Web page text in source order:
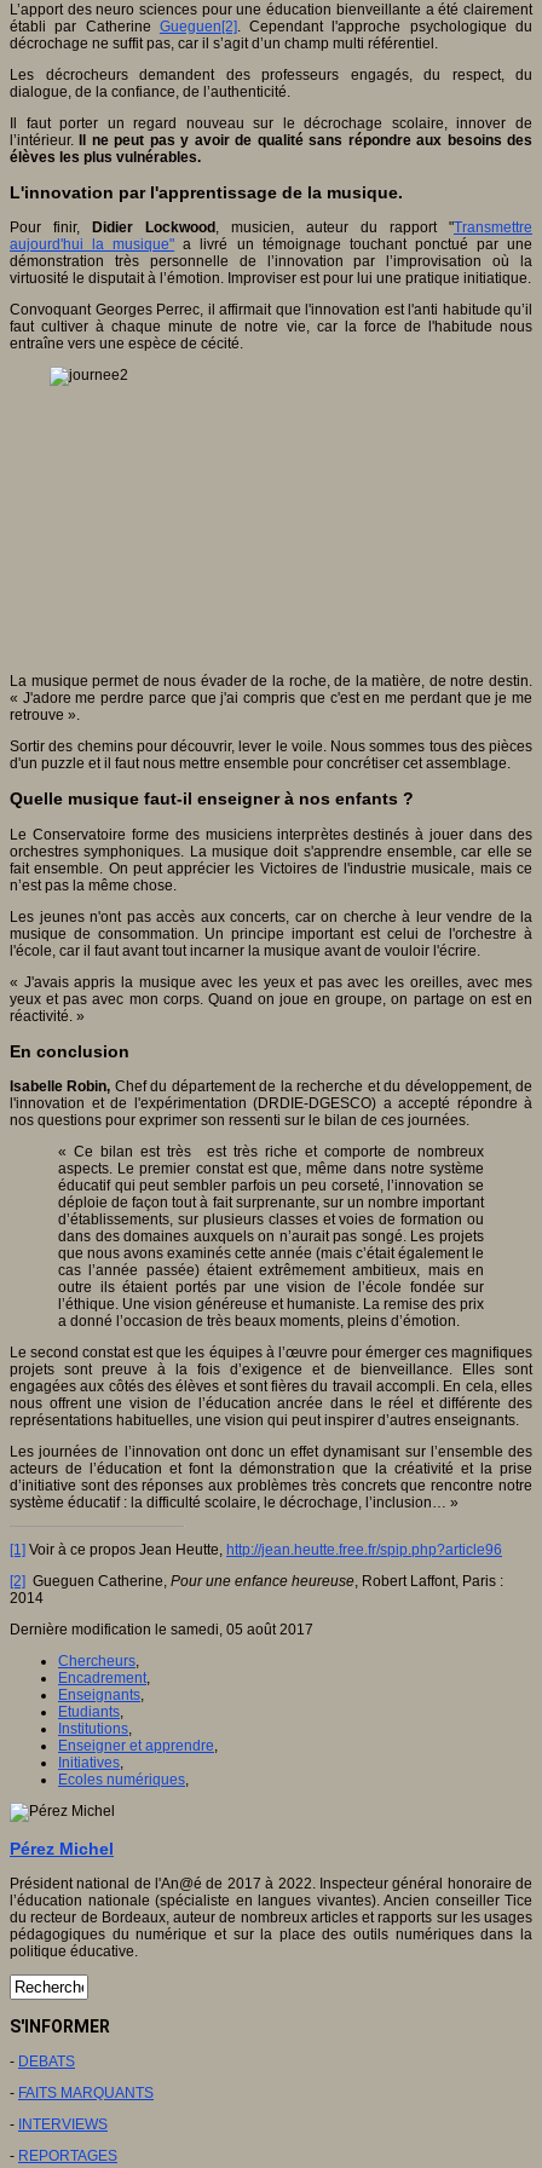
L’apport des neuro sciences pour une éducation bienveillante a été clairement
établi par Catherine Gueguen [2]. Cependant l'approche psychologique du
décrochage ne suffit pas, car il s’agit d’un champ multi référentiel.
Les décrocheurs demandent des professeurs engagés, du respect, du
dialogue, de la confiance, de l’authenticité.
Il faut porter un regard nouveau sur le décrochage scolaire, innover de
l’intérieur.
Il ne peut pas y avoir de qualité sans répondre aux besoins des
élèves les plus vulnérables.
L'innovation par l'apprentissage de la musique.
Pour finir, Didier Lockwood , musicien, auteur du rapport "Transmettre
aujourd'hui la musique" a livré un témoignage touchant ponctué par une
démonstration très personnelle de l’innovation par l’improvisation où la
virtuosité le disputait à l’émotion. Improviser est pour lui une pratique initiatique.
Convoquant Georges Perrec, il affirmait que l'innovation est l'anti habitude qu’il
faut cultiver à chaque minute de notre vie, car la force de l'habitude nous
entraîne vers une espèce de cécité.
La musique permet de nous évader de la roche, de la matière, de notre destin.
« J'adore me perdre parce que j'ai compris que c'est en me perdant que je me
retrouve ».
Sortir des chemins pour découvrir, lever le voile. Nous sommes tous des pièces
d'un puzzle et il faut nous mettre ensemble pour concrétiser cet assemblage.
Quelle musique faut-il enseigner à nos enfants ?
Le Conservatoire forme des musiciens interprètes destinés à jouer dans des
orchestres symphoniques. La musique doit s'apprendre ensemble, car elle se
fait ensemble. On peut apprécier les Victoires de l'industrie musicale, mais ce
n’est pas la même chose.
Les jeunes n'ont pas accès aux concerts, car on cherche à leur vendre de la
musique de consommation. Un principe important est celui de l'orchestre à
l'école, car il faut avant tout incarner la musique avant de vouloir l'écrire.
« J'avais appris la musique avec les yeux et pas avec les oreilles, avec mes
yeux et pas avec mon corps. Quand on joue en groupe, on partage on est en
réactivité. »
En conclusion
Isabelle Robin, Chef du département de la recherche et du développement, de
l'innovation et de l'expérimentation (DRDIE-DGESCO) a accepté répondre à
nos questions pour exprimer son ressenti sur le bilan de ces journées.
« Ce bilan est très est très riche et comporte de nombreux
aspects. Le premier constat est que, même dans notre système
éducatif qui peut sembler parfois un peu corseté, l’innovation se
déploie de façon tout à fait surprenante, sur un nombre important
d’établissements, sur plusieurs classes et voies de formation ou
dans des domaines auxquels on n’aurait pas songé. Les projets
que nous avons examinés cette année (mais c’était également le
cas l’année passée) étaient extrêmement ambitieux, mais en
outre ils étaient portés par une vision de l’école fondée sur
l’éthique. Une vision généreuse et humaniste. La remise des prix
a donné l’occasion de très beaux moments, pleins d’émotion.
Le second constat est que les équipes à l’œuvre pour émerger ces magnifiques
projets sont preuve à la fois d’exigence et de bienveillance. Elles sont
engagées aux côtés des élèves et sont fières du travail accompli. En cela, elles
nous offrent une vision de l’éducation ancrée dans le réel et différente des
représentations habituelles, une vision qui peut inspirer d’autres enseignants.
Les journées de l’innovation ont donc un effet dynamisant sur l’ensemble des
acteurs de l’éducation et font la démonstration que la créativité et la prise
d’initiative sont des réponses aux problèmes très concrets que rencontre notre
système éducatif : la difficulté scolaire, le décrochage, l’inclusion… »
[1] Voir à ce propos Jean Heutte, http://jean.heutte.free.fr/spip.php?article96
[2] Gueguen Catherine, Pour une enfance heureuse , Robert Laffont, Paris :
2014
Dernière modification le samedi, 05 août 2017
Chercheurs
Encadrement
Enseignants
Etudiants
Institutions
Enseigner et apprendre
Initiatives
Ecoles numériques
Pérez Michel
Président national de l'An@é de 2017 à 2022. Inspecteur général honoraire de
l’éducation nationale (spécialiste en langues vivantes). Ancien conseiller Tice
du recteur de Bordeaux, auteur de nombreux articles et rapports sur les usages
pédagogiques du numérique et sur la place des outils numériques dans la
politique éducative.
S'INFORMER
- DEBATS
- FAITS MARQUANTS
- INTERVIEWS
- REPORTAGES